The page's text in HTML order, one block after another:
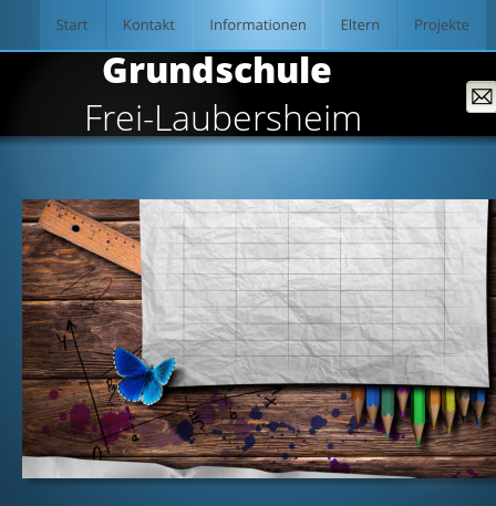
  Grundschule
Frei-Laubersheim